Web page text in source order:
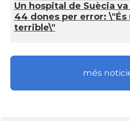
Un hospital de Suècia
44 dones per error: \"És
terrible\"
més